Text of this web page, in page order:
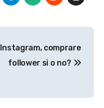
Instagram, comprare
follower si o no?